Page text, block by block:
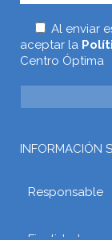
Al enviar
aceptar la
Centro Óptima
INFORMACIÓN
Responsable